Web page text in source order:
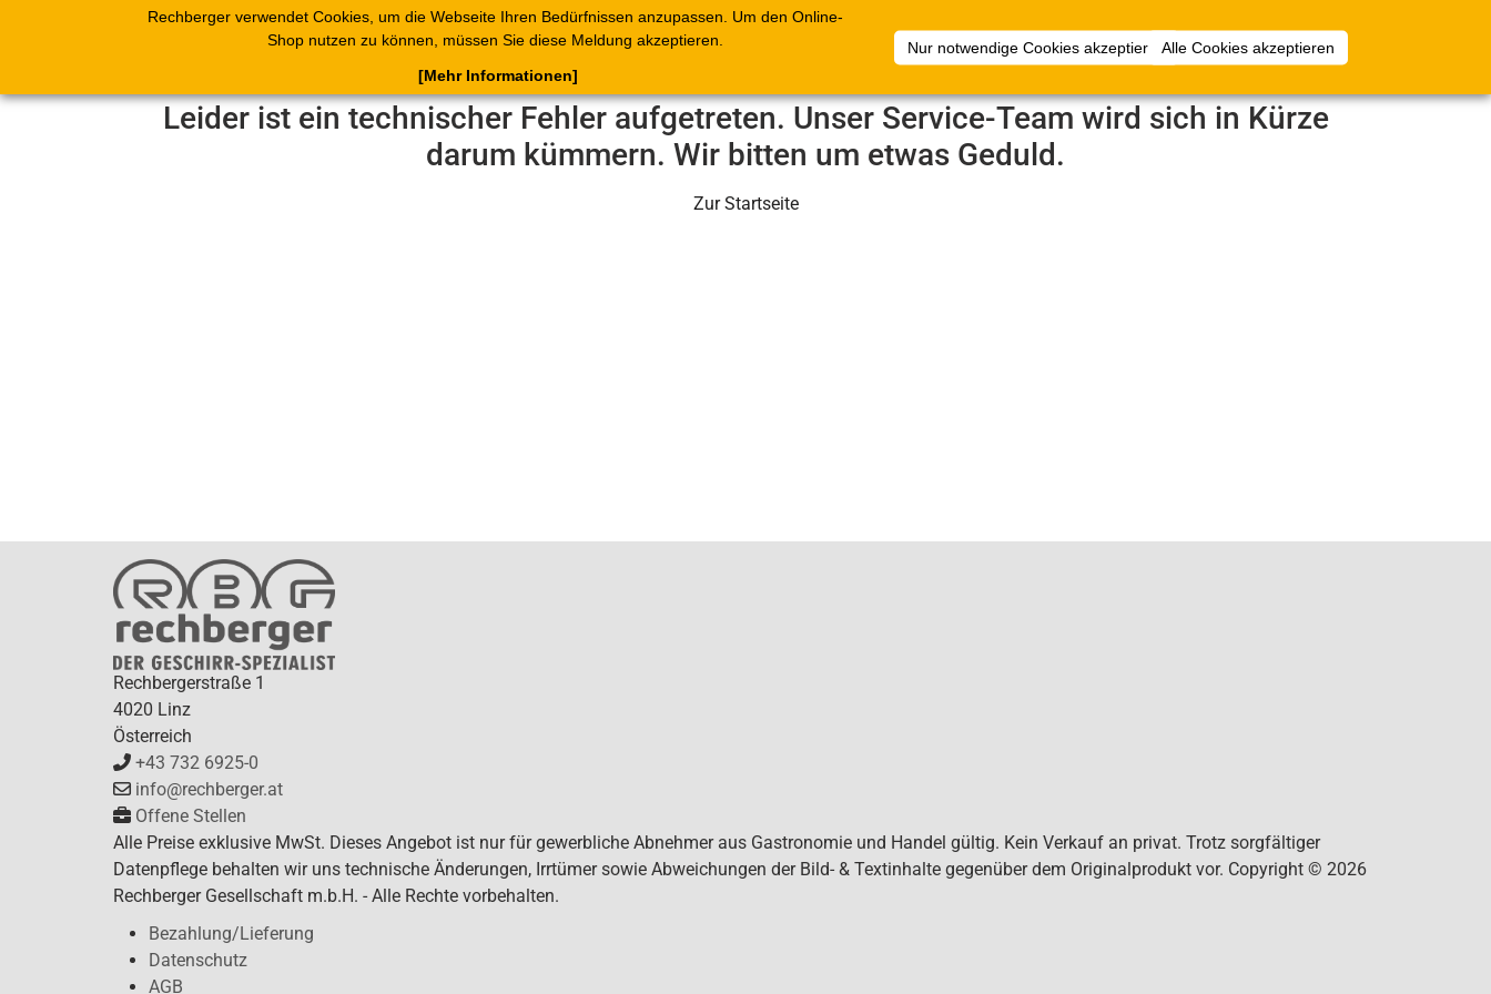
Rechberger verwendet Cookies, um die Webseite Ihren Bedürfnissen anzupassen. Um den Online-
Shop nutzen zu können, müssen Sie diese Meldung akzeptieren.
Nur notwendige Cookies akzeptierenAlle Cookies akzeptieren
[Mehr Informationen]
Shop Blätterkataloge Warenkorb Belege Artikelsammlungen Anmelden
Leider ist ein technischer Fehler aufgetreten. Unser Service-Team wird sich in Kürze
darum kümmern. Wir bitten um etwas Geduld.
Zur Startseite
Rechbergerstraße 1
4020 Linz
Österreich
+43 732 6925-0
info@rechberger.at
Offene Stellen
Alle Preise exklusive MwSt. Dieses Angebot ist nur für gewerbliche Abnehmer aus Gastronomie und Handel gültig. Kein Verkauf an privat. Trotz sorgfältiger
Datenpflege behalten wir uns technische Änderungen, Irrtümer sowie Abweichungen der Bild- & Textinhalte gegenüber dem Originalprodukt vor. Copyright © 2026
Rechberger Gesellschaft m.b.H. - Alle Rechte vorbehalten.
Bezahlung/Lieferung
Datenschutz
AGB